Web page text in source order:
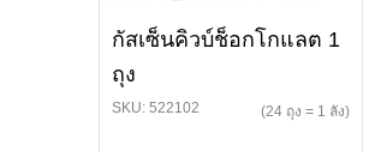
กัสเซ็นคิวบ์ช็อกโกแลต 1
ถุง
SKU: 522102 (24 ถุง = 1 ลัง)